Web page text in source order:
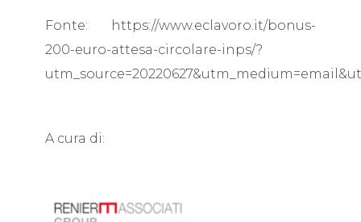
Fonte: https://www.eclavoro.it/bonus-
200-euro-attesa-circolare-inps/?
A cura di: